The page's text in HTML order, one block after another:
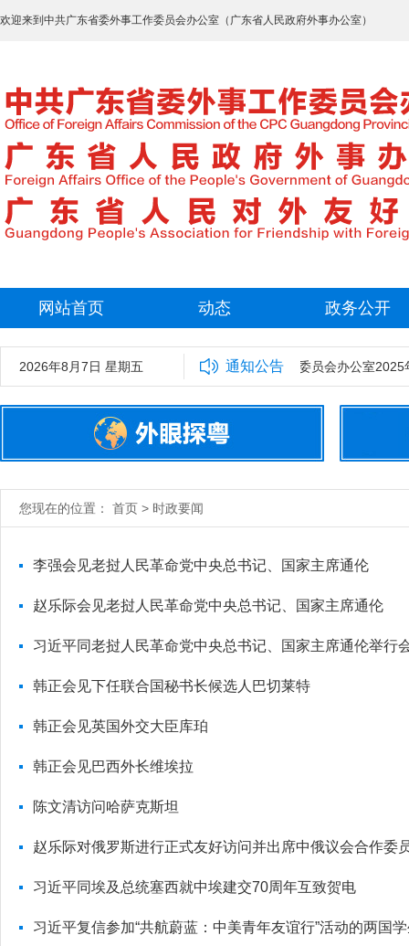
欢迎来到中共广东省委外事工作委员会办公室（广东省人民政府外事办公室）
网站首页 动态 政务公开
2026年8月7日 星期五 通知公告
中共广东省委外事工作委员会办公室2025
您现在的位置： 首页 > 时政要闻
李强会见老挝人民革命党中央总书记、国家主席通伦
赵乐际会见老挝人民革命党中央总书记、国家主席通伦
习近平同老挝人民革命党中央总书记、国家主席通伦举行
韩正会见下任联合国秘书长候选人巴切莱特
韩正会见英国外交大臣库珀
韩正会见巴西外长维埃拉
陈文清访问哈萨克斯坦
赵乐际对俄罗斯进行正式友好访问并出席中俄议会合作委
习近平同埃及总统塞西就中埃建交70周年互致贺电
习近平复信参加“共航蔚蓝：中美青年友谊行”活动的两国